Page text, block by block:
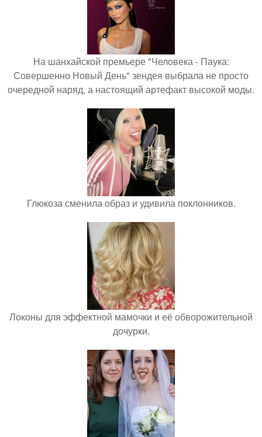
На шанхайской премьере "Человека - Паука:
Совершенно Новый День" зендея выбрала не просто
очередной наряд, а настоящий артефакт высокой моды.
Глюкоза сменила образ и удивила поклонников.
Локоны для эффектной мамочки и её обворожительной
дочурки.